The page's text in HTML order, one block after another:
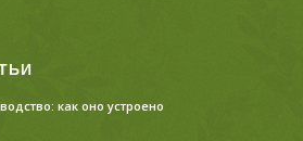
как оно устроено